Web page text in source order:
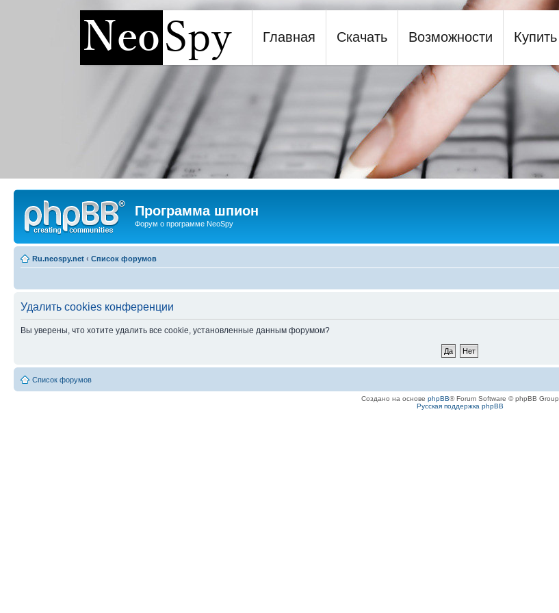
Программа шпион NeoSpy
Главная Скачать Возможности Купить
Программа шпион
Форум о программе NeoSpy
Ru.neospy.net ‹ Список форумов
Удалить cookies конференции
Вы уверены, что хотите удалить все cookie, установленные данным форумом?
Список форумов
Создано на основе phpBB® Forum Software © phpBB Group
Русская поддержка phpBB